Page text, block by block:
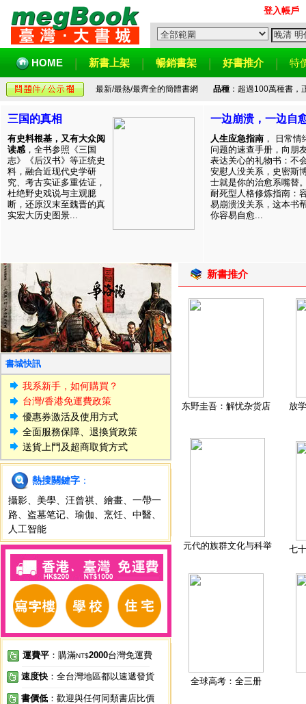
登入帳戶
HOME 新書上架 暢銷書架 好書推介 特
最新/最熱/最齊全的簡體書網 品種：超過100萬種書，
三国的真相
有史料根基，又有大众阅
读感 ，全书参照《三国
志》《后汉书》等正统史
料，融合近现代史学研
究、考古实证多重佐证，
杜绝野史戏说与主观臆
断，还原汉末至魏晋的真
实宏大历史图景...
一边崩溃，一边自
人生应急指南 ， 日常情
问题的速查手册，向朋
表达关心的礼物书：不
安慰人没关系，史密斯
士就是你的治愈系嘴替
耐死型人格修炼指南：
易崩溃没关系，这本书
你容易自愈...
書城快訊
我系新手，如何購買？
台灣/香港免運費政策
優惠券激活及使用方式
全面服務保障、退換貨政策
送貨上門及超商取貨方式
熱搜關鍵字 ：
攝影
美學 汪曾祺 繪畫
一帶一
路
盗墓笔记 瑜伽 烹饪 中醫
人工智能
運費平 ：購滿NT$2000台灣免運費
速度快 ：全台灣地區都以速遞發貨
書價低 ：歡迎與任何同類書店比價
新書推介
东野圭吾：解忧杂货店 放
元代的族群文化与科举 七
全球高考：全三册